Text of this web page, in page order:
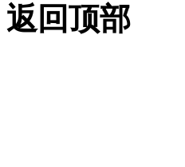
返回顶部